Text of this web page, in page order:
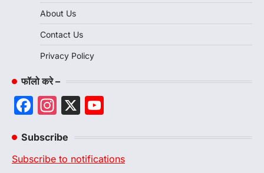
About Us
Contact Us
Privacy Policy
फॉलो करे –
Facebook
Instagram
X
Subscribe
Subscribe to notifications